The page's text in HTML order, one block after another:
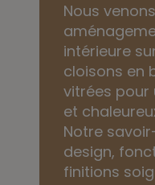
Nous
intérieure
cloisons en
vitrées pour
et
Notre
design,
finitions